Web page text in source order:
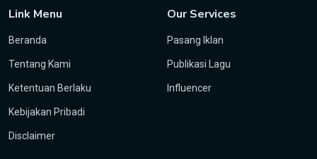
Link Menu
Beranda
Tentang Kami
Ketentuan Berlaku
Kebijakan Pribadi
Disclaimer
Our Services
Pasang Iklan
Publikasi Lagu
Influencer